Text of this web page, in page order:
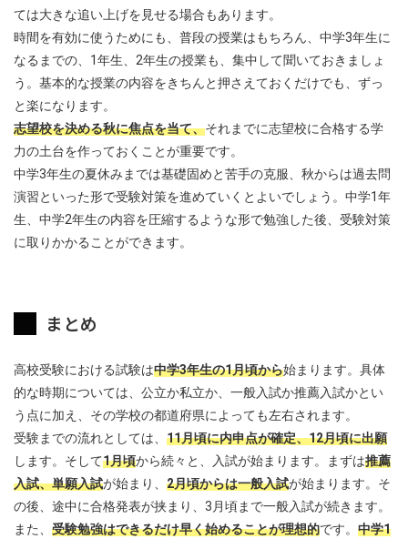
ては大きな追い上げを見せる場合もあります。
時間を有効に使うためにも、普段の授業はもちろん、中学3年生に
なるまでの、1年生、2年生の授業も、集中して聞いておきましょ
う。基本的な授業の内容をきちんと押さえておくだけでも、ずっ
と楽になります。
志望校を決める秋に焦点を当て、それまでに志望校に合格する学
力の土台を作っておくことが重要です。
中学3年生の夏休みまでは基礎固めと苦手の克服、秋からは過去問
演習といった形で受験対策を進めていくとよいでしょう。中学1年
生、中学2年生の内容を圧縮するような形で勉強した後、受験対策
に取りかかることができます。
まとめ
高校受験における試験は中学3年生の1月頃から始まります。具体
的な時期については、公立か私立か、一般入試か推薦入試かとい
う点に加え、その学校の都道府県によっても左右されます。
受験までの流れとしては、 11月頃に内申点が確定、12月頃に出願
します。そして1月頃から続々と、入試が始まります。まずは推薦
入試、単願入試が始まり、 2月頃からは一般入試が始まります。そ
の後、途中に合格発表が挟まり、3月頃まで一般入試が続きます。
また、 受験勉強はできるだけ早く始めることが理想的です。 中学1